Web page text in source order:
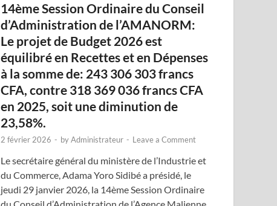
14ème Session Ordinaire du Conseil
d’Administration de l’AMANORM:
Le projet de Budget 2026 est
équilibré en Recettes et en Dépenses
à la somme de: 243 306 303 francs
CFA, contre 318 369 036 francs CFA
en 2025, soit une diminution de
23,58%.
2 février 2026 - byAdministrateur - Leave a Comment
Le secrétaire général du ministère de l’Industrie et
du Commerce, Adama Yoro Sidibé a présidé, le
jeudi 29 janvier 2026, la 14ème Session Ordinaire